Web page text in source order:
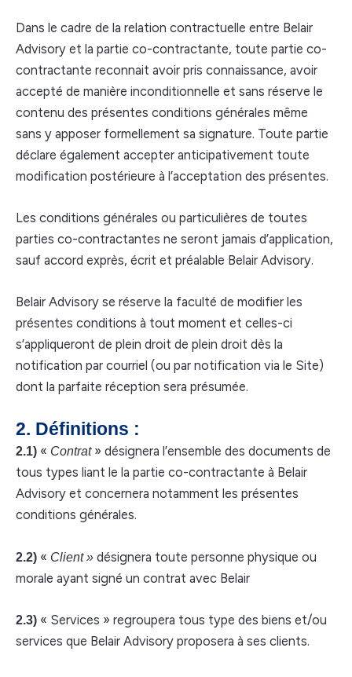
Dans le cadre de la relation contractuelle entre Belair
Advisory et la partie co-contractante, toute partie co-
contractante reconnait avoir pris connaissance, avoir
accepté de manière inconditionnelle et sans réserve le
contenu des présentes conditions générales même
sans y apposer formellement sa signature. Toute partie
déclare également accepter anticipativement toute
modification postérieure à l’acceptation des présentes.
Les conditions générales ou particulières de toutes
parties co-contractantes ne seront jamais d’application,
sauf accord exprès, écrit et préalable Belair Advisory.
Belair Advisory se réserve la faculté de modifier les
présentes conditions à tout moment et celles-ci
s’appliqueront de plein droit de plein droit dès la
notification par courriel (ou par notification via le Site)
dont la parfaite réception sera présumée.
2. Définitions :
2.1) « Contrat » désignera l’ensemble des documents de
tous types liant le la partie co-contractante à Belair
Advisory et concernera notamment les présentes
conditions générales.
2.2) « Client » désignera toute personne physique ou
morale ayant signé un contrat avec Belair
2.3) « Services » regroupera tous type des biens et/ou
services que Belair Advisory proposera à ses clients.